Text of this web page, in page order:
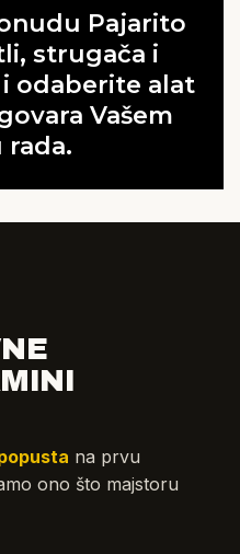
Pajarito
strugača i
odaberite alat
Vašem
rada.
na prvu
ono što majstoru